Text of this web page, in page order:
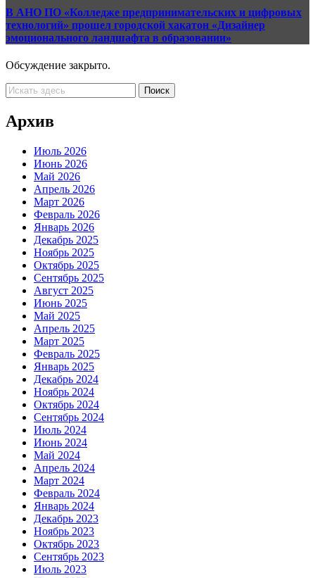
В АНО ПО «Колледже предпринимательских и цифровых
технологий» прошел городской хакатон «Дизайнер
эмоционального ландшафта в образовании»
Обсуждение закрыто.
Архив
Июль 2026
Июнь 2026
Май 2026
Апрель 2026
Март 2026
Февраль 2026
Январь 2026
Декабрь 2025
Ноябрь 2025
Октябрь 2025
Сентябрь 2025
Август 2025
Июнь 2025
Май 2025
Апрель 2025
Март 2025
Февраль 2025
Январь 2025
Декабрь 2024
Ноябрь 2024
Октябрь 2024
Сентябрь 2024
Июль 2024
Июнь 2024
Май 2024
Апрель 2024
Март 2024
Февраль 2024
Январь 2024
Декабрь 2023
Ноябрь 2023
Октябрь 2023
Сентябрь 2023
Июль 2023